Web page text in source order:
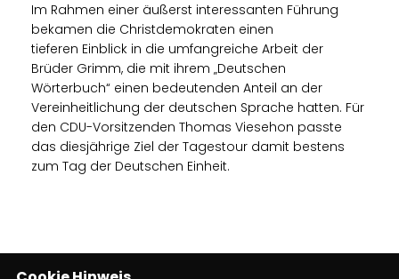
Im Rahmen einer äußerst interessanten Führung
bekamen die Christdemokraten einen
tieferen Einblick in die umfangreiche Arbeit der
Brüder Grimm, die mit ihrem „Deutschen
Wörterbuch“ einen bedeutenden Anteil an der
Vereinheitlichung der deutschen Sprache hatten. Für
den CDU-Vorsitzenden Thomas Viesehon passte
das diesjährige Ziel der Tagestour damit bestens
zum Tag der Deutschen Einheit.